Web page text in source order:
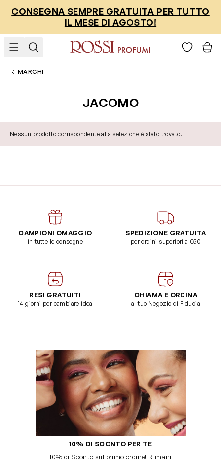
CONSEGNA SEMPRE GRATUITA PER TUTTO
IL MESE DI AGOSTO!
MARCHI
JACOMO
Nessun prodotto corrispondente alla selezione è stato trovato.
CAMPIONI OMAGGIO
in tutte le consegne
SPEDIZIONE GRATUITA
per ordini superiori a €50
RESI GRATUITI
14 giorni per cambiare idea
CHIAMA E ORDINA
al tuo Negozio di Fiducia
10% DI SCONTO PER TE
10% di Sconto sul primo ordine! Rimani